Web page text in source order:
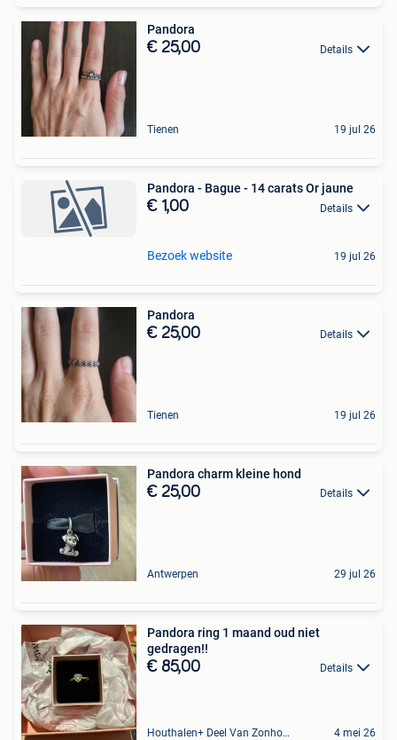
Pandora
€ 25,00 Details
Tienen 19 jul 26
Pandora - Bague - 14 carats Or jaune
€ 1,00 Details
Bezoek website 19 jul 26
Pandora
€ 25,00 Details
Tienen 19 jul 26
Pandora charm kleine hond
€ 25,00 Details
Antwerpen 29 jul 26
Pandora ring 1 maand oud niet
gedragen!!
€ 85,00 Details
Houthalen+ Deel Van Zonhoven En Zolder 4 mei 26